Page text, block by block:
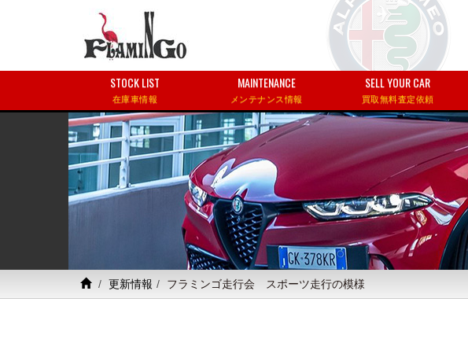
STOCK LIST
在庫車情報
MAINTENANCE
メンテナンス情報
SELL YOUR CAR
買取無料査定依頼
更新情報 フラミンゴ走行会 スポーツ走行の模様